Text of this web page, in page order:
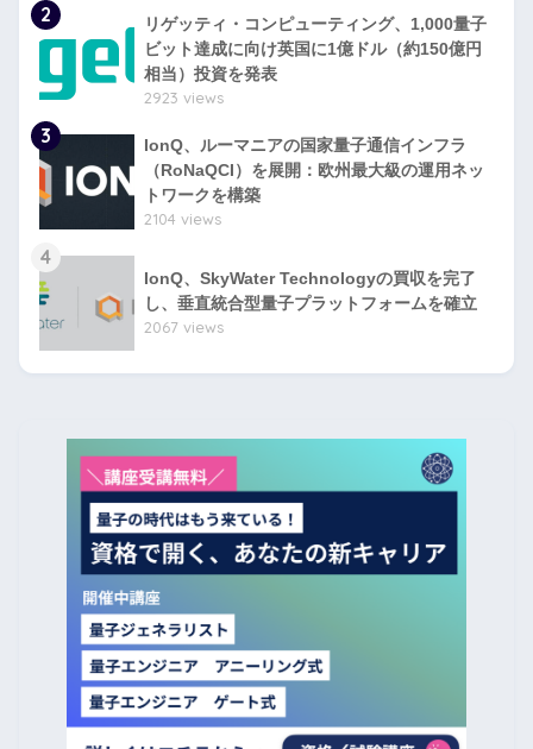
2
リゲッティ・コンピューティング、1,000量子
ビット達成に向け英国に1億ドル（約150億円
相当）投資を発表
2923 views
3
IonQ、ルーマニアの国家量子通信インフラ
（RoNaQCI）を展開：欧州最大級の運用ネッ
トワークを構築
2104 views
4
IonQ、SkyWater Technologyの買収を完了
し、垂直統合型量子プラットフォームを確立
2067 views